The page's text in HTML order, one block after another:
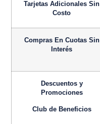
Tarjetas Adicionales Sin
Costo
Compras En Cuotas Sin
Interés
Descuentos y
Promociones
Club de Beneficios